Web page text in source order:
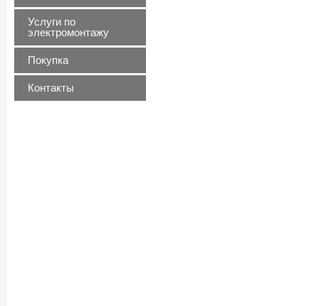
Услуги по
электромонтажу
Покупка
Контакты